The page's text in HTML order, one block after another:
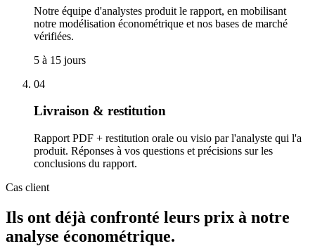
Notre équipe d'analystes produit le rapport, en mobilisant
notre modélisation économétrique et nos bases de marché
vérifiées.
5 à 15 jours
04
Livraison & restitution
Rapport PDF + restitution orale ou visio par l'analyste qui l'a
produit. Réponses à vos questions et précisions sur les
conclusions du rapport.
Cas client
Ils ont déjà confronté leurs prix à notre
analyse économétrique.